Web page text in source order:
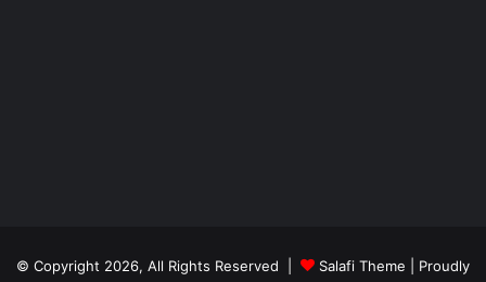
© Copyright 2026, All Rights Reserved | Salafi Theme | Proudly